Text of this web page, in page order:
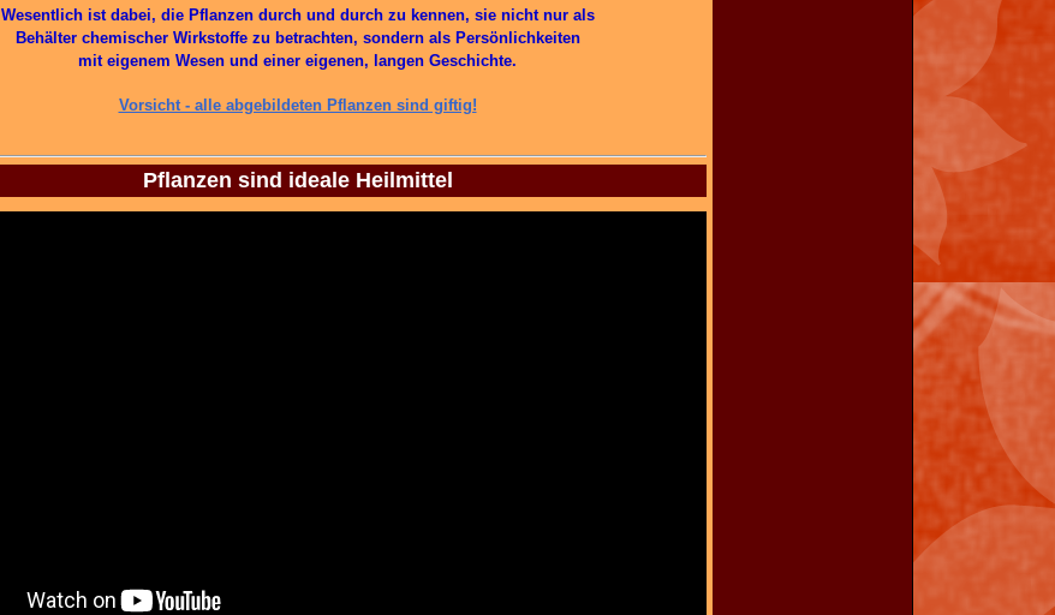
Wesentlich ist dabei, die Pflanzen durch und durch zu kennen, sie nicht nur als
Behälter chemischer Wirkstoffe zu betrachten, sondern als Persönlichkeiten
mit eigenem Wesen und einer eigenen, langen Geschichte.
Vorsicht - alle abgebildeten Pflanzen sind giftig!
Pflanzen sind ideale Heilmittel